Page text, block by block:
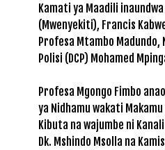
Kamati ya Maadili
(Mwenyekiti), Francis
Profesa Mtambo Madundo,
Polisi (DCP) Mohamed
Profesa Mgongo Fimbo
ya Nidhamu wakati Makamu
Kibuta na wajumbe ni
Dk. Mshindo Msolla na